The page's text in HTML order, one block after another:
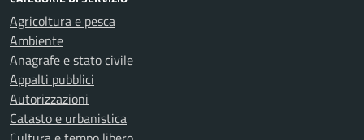
Agricoltura e pesca
Ambiente
Anagrafe e stato civile
Appalti pubblici
Autorizzazioni
Catasto e urbanistica